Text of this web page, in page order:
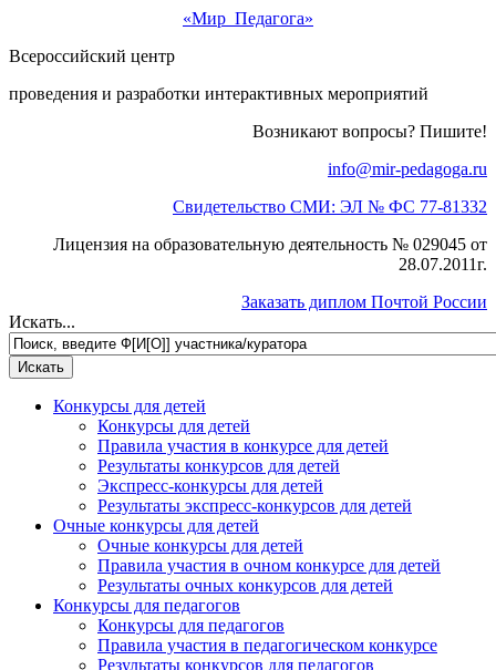
«Мир Педагога»
Всероссийский центр
проведения и разработки интерактивных мероприятий
Возникают вопросы? Пишите!
info@mir-pedagoga.ru
Свидетельство СМИ: ЭЛ № ФС 77-81332
Лицензия на образовательную деятельность № 029045 от
28.07.2011г.
Заказать диплом Почтой России
Искать...
Конкурсы для детей
Конкурсы для детей
Правила участия в конкурсе для детей
Результаты конкурсов для детей
Экспресс-конкурсы для детей
Результаты экспресс-конкурсов для детей
Очные конкурсы для детей
Очные конкурсы для детей
Правила участия в очном конкурсе для детей
Результаты очных конкурсов для детей
Конкурсы для педагогов
Конкурсы для педагогов
Правила участия в педагогическом конкурсе
Результаты конкурсов для педагогов